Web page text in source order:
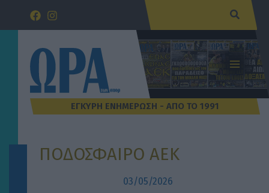
Μετάβαση
ΠΟΔΟΣΦΑΙΡΟ ΑΕΚ
03/05/2026